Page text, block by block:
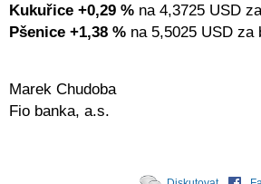
Kukuřice +0,29 % na 4,3725 USD
Pšenice +1,38 % na 5,5025 USD za
Marek Chudoba
Fio banka, a.s.